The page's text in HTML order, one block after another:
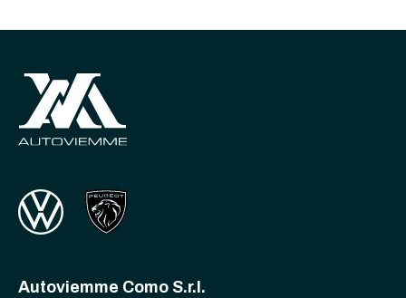
Autoviemme Como S.r.l.